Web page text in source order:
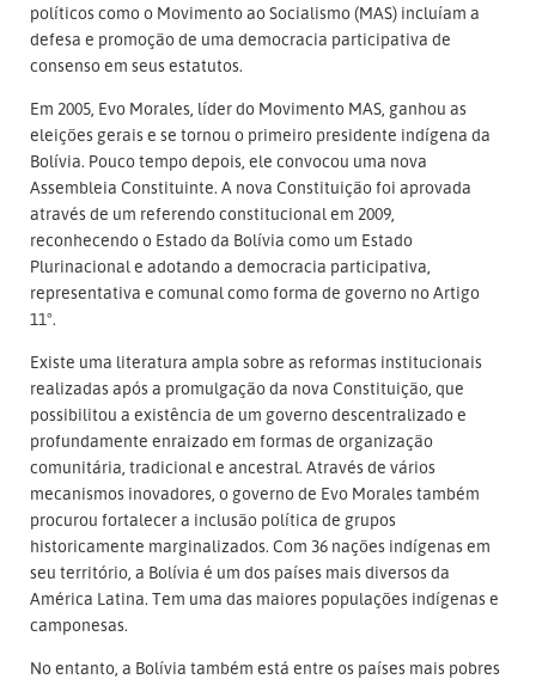
políticos como o Movimento ao Socialismo (MAS) incluíam a
defesa e promoção de uma democracia participativa de
consenso em seus estatutos.
Em 2005, Evo Morales, líder do Movimento MAS, ganhou as
eleições gerais e se tornou o primeiro presidente indígena da
Bolívia. Pouco tempo depois, ele convocou uma nova
Assembleia Constituinte. A nova Constituição foi aprovada
através de um referendo constitucional em 2009,
reconhecendo o Estado da Bolívia como um Estado
Plurinacional e adotando a democracia participativa,
representativa e comunal como forma de governo no Artigo
11°.
Existe uma literatura ampla sobre as reformas institucionais
realizadas após a promulgação da nova Constituição, que
possibilitou a existência de um governo descentralizado e
profundamente enraizado em formas de organização
comunitária, tradicional e ancestral. Através de vários
mecanismos inovadores, o governo de Evo Morales também
procurou fortalecer a inclusão política de grupos
historicamente marginalizados. Com 36 nações indígenas em
seu território, a Bolívia é um dos países mais diversos da
América Latina. Tem uma das maiores populações indígenas e
camponesas.
No entanto, a Bolívia também está entre os países mais pobres